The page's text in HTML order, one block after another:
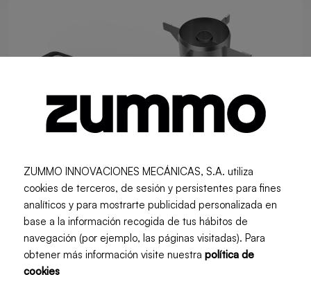
ZUMMO INNOVACIONES MECÁNICAS, S.A. utiliza
cookies de terceros, de sesión y persistentes para fines
analíticos y para mostrarte publicidad personalizada en
base a la información recogida de tus hábitos de
navegación (por ejemplo, las páginas visitadas). Para
obtener más información visite nuestra política de
cookies